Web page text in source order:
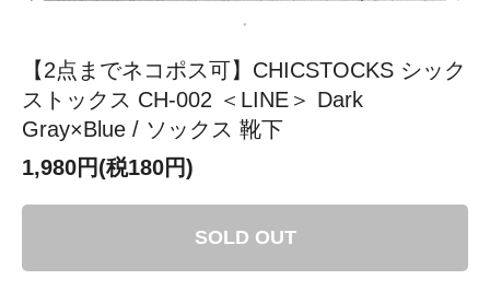
【2点までネコポス可】CHICSTOCKS シック
ストックス CH-002 ＜LINE＞ Dark
Gray×Blue / ソックス 靴下
1,980円(税180円)
SOLD OUT